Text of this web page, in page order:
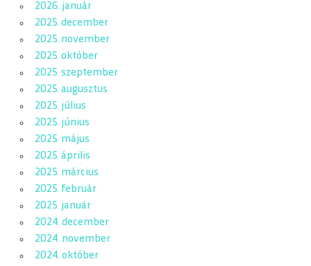
2026. január
2025. december
2025. november
2025. október
2025. szeptember
2025. augusztus
2025. július
2025. június
2025. május
2025. április
2025. március
2025. február
2025. január
2024. december
2024. november
2024. október